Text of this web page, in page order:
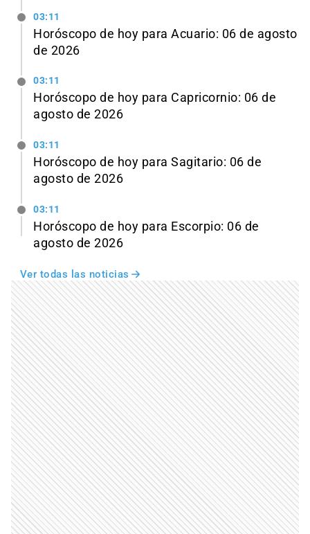
03:11
Horóscopo de hoy para Acuario: 06 de agosto
de 2026
03:11
Horóscopo de hoy para Capricornio: 06 de
agosto de 2026
03:11
Horóscopo de hoy para Sagitario: 06 de
agosto de 2026
03:11
Horóscopo de hoy para Escorpio: 06 de
agosto de 2026
Ver todas las noticias